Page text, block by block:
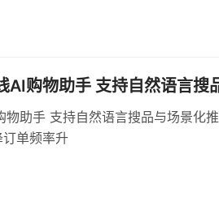
购物助手 支持自然语言搜
助手 支持自然语言搜品与场景化
单频率升